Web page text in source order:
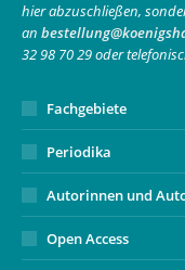
new
window
new
window
in
new
window
hier abzuschließen,
an
32 98 70 29 oder
Fachgebiete
Periodika
Autorinnen und
Open Access